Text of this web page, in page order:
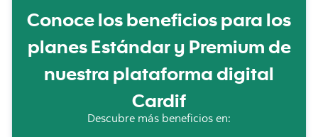
Conoce los beneficios para los
planes Estándar y Premium de
nuestra plataforma digital
Cardif
Descubre más beneficios en: